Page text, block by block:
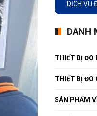
DỊCH VỤ
DANH
THIẾT BỊ ĐO
THIẾT BỊ ĐO
SẢN PHẨM